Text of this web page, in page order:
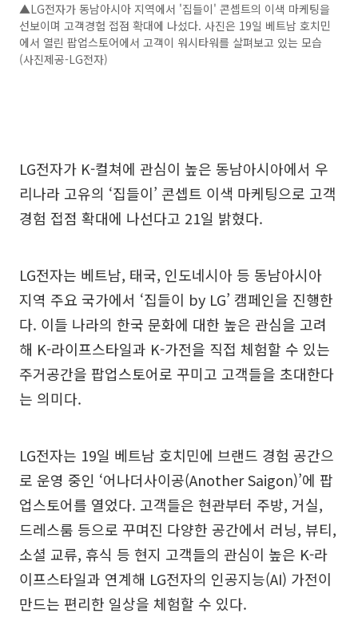
▲LG전자가 동남아시아 지역에서 '집들이' 콘셉트의 이색 마케팅을
선보이며 고객경험 접점 확대에 나섰다. 사진은 19일 베트남 호치민
에서 열린 팝업스토어에서 고객이 워시타워를 살펴보고 있는 모습
(사진제공-LG전자)
LG전자가 K-컬쳐에 관심이 높은 동남아시아에서 우
리나라 고유의 ‘집들이’ 콘셉트 이색 마케팅으로 고객
경험 접점 확대에 나선다고 21일 밝혔다.
LG전자는 베트남, 태국, 인도네시아 등 동남아시아
지역 주요 국가에서 ‘집들이 by LG’ 캠페인을 진행한
다. 이들 나라의 한국 문화에 대한 높은 관심을 고려
해 K-라이프스타일과 K-가전을 직접 체험할 수 있는
주거공간을 팝업스토어로 꾸미고 고객들을 초대한다
는 의미다.
LG전자는 19일 베트남 호치민에 브랜드 경험 공간으
로 운영 중인 ‘어나더사이공(Another Saigon)’에 팝
업스토어를 열었다. 고객들은 현관부터 주방, 거실,
드레스룸 등으로 꾸며진 다양한 공간에서 러닝, 뷰티,
소셜 교류, 휴식 등 현지 고객들의 관심이 높은 K-라
이프스타일과 연계해 LG전자의 인공지능(AI) 가전이
만드는 편리한 일상을 체험할 수 있다.